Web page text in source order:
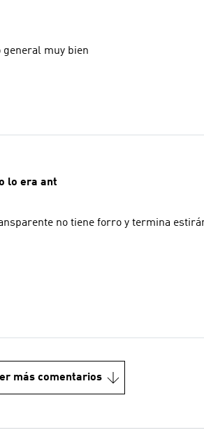
general muy bien
lo era ant
no tiene forro y termina
más comentarios